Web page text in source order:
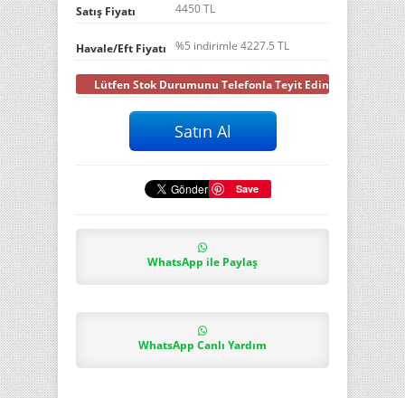
Satış Fiyatı 4450 TL
Havale/Eft Fiyatı %5 indirimle 4227.5 TL
Lütfen Stok Durumunu Telefonla Teyit Ediniz
Save
WhatsApp ile Paylaş
WhatsApp Canlı Yardım